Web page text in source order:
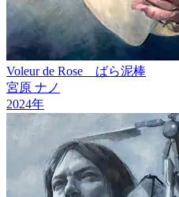
Voleur de Rose ばら泥棒
宮原 ナノ
2024年